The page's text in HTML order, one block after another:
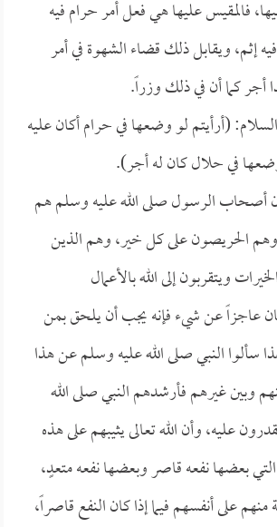
فالمقيس عليها هي فعل أمر حرام فيه
إثم، ويقابل ذلك قضاء الشهوة في أمر
أجر كما أن في ذلك وزراً.
(أرأيتم لو وضعها في حرام أكان عليه
في حلال كان له أجر).
أصحاب الرسول صلى الله عليه وسلم هم
وهم الحريصون على كل خير، وهم الذين
ويتقربون إلى الله بالأعمال
عاجزاً عن شيء فإنه يجب أن يلحق بمن
سألوا النبي صلى الله عليه وسلم عن هذا
وبين غيرهم فأرشدهم النبي صلى الله
عليه، وأن الله تعالى يثيبهم على هذه
بعضها نفعه قاصر وبعضها نفعه متعدٍ،
على أنفسهم فيما إذا كان النفع قاصراً،